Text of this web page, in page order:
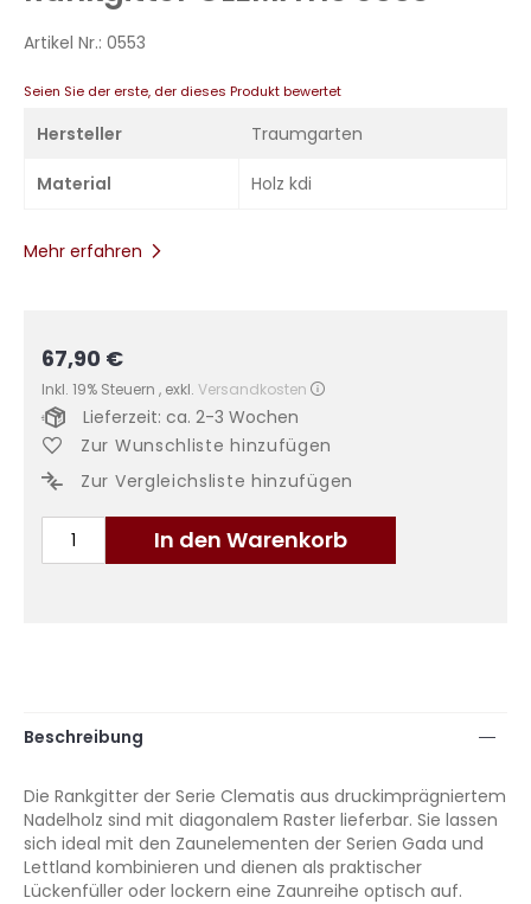
Artikel Nr.: 0553
Seien Sie der erste, der dieses Produkt bewertet
Hersteller Traumgarten
Material Holz kdi
Mehr erfahren
67,90 €
Inkl. 19% Steuern , exkl. Versandkosten
In den Warenkorb
Lieferzeit: ca. 2-3 Wochen
Zur Wunschliste hinzufügen
Zur Vergleichsliste hinzufügen
Beschreibung
Die Rankgitter der Serie Clematis aus druckimprägniertem
Nadelholz sind mit diagonalem Raster lieferbar. Sie lassen
sich ideal mit den Zaunelementen der Serien Gada und
Lettland kombinieren und dienen als praktischer
Lückenfüller oder lockern eine Zaunreihe optisch auf.